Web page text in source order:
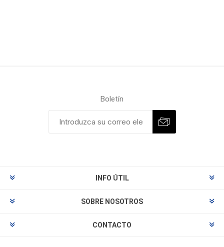
Boletín
INFO ÚTIL
SOBRE NOSOTROS
CONTACTO